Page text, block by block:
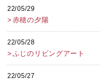
22/05/29
赤穂の夕陽
22/05/28
ふじのリビングアート
22/05/27